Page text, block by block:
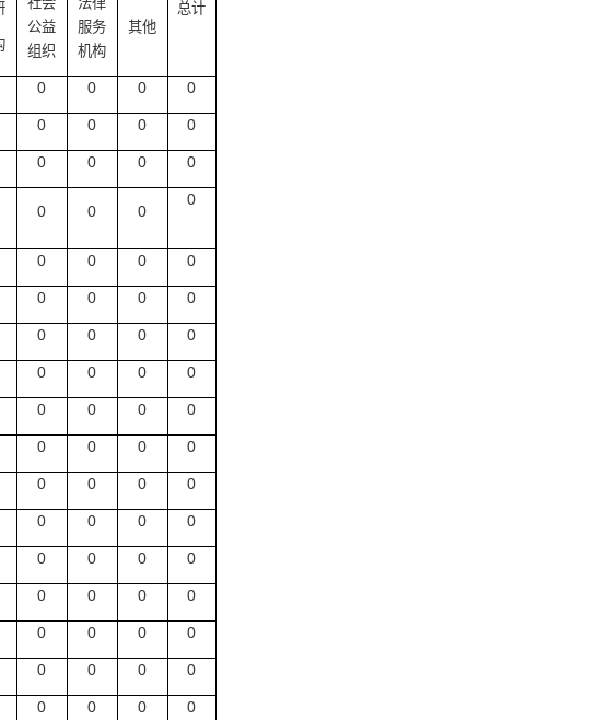
总计
公益
组织
服务
机构
其他
0 0 0 0
0 0 0 0
0 0 0 0
0 0 0
0
0 0 0 0
0 0 0 0
0 0 0 0
0 0 0 0
0 0 0 0
0 0 0 0
0 0 0 0
0 0 0 0
0 0 0 0
0 0 0 0
0 0 0 0
0 0 0 0
0 0 0 0